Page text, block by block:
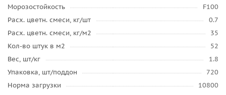
Морозостойкость
F100
Расх. цветн. смеси, кг/шт
0.7
Расх. цветн. смеси, кг/м2
35
Кол-во штук в м2
52
Вес, шт/кг
1.8
Упаковка, шт/поддон
720
Норма загрузки
10800